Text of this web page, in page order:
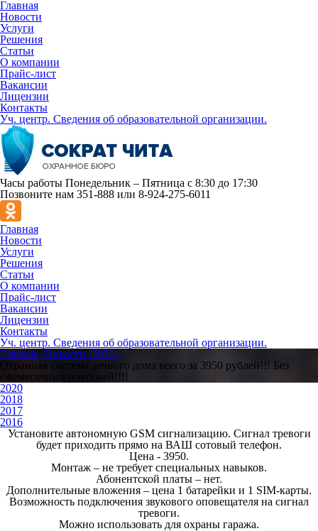
Главная
Новости
Услуги
Решения
Статьи
О компании
Прайс-лист
Вакансии
Лицензии
Контакты
Уч. центр. Сведения об образовательной организации.
Часы работы Понедельник – Пятница с 8:30 до 17:30
Позвоните нам 351-888 или 8-924-275-6011
Главная
Новости
Услуги
Решения
Статьи
О компании
Прайс-лист
Вакансии
Лицензии
Контакты
Уч. центр. Сведения об образовательной организации.
Главная /Новости /2020 /
Охранная система дачного дома всего за 3950 рублей!!! Без
ежемесячных платежей!!!!
2020
2018
2017
2016
Установите автономную GSM сигнализацию. Сигнал тревоги
будет приходить прямо на ВАШ сотовый телефон.
Цена - 3950.
Монтаж – не требует специальных навыков.
Абонентской платы – нет.
Дополнительные вложения – цена 1 батарейки и 1 SIM-карты.
Возможность подключения звукового оповещателя на сигнал
тревоги.
Можно использовать для охраны гаража.